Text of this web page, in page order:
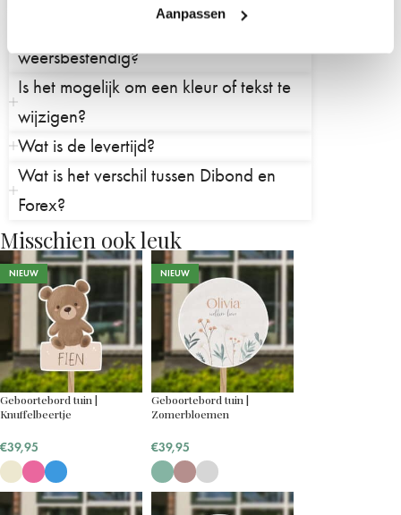
Aanpassen
Zijn de geboorteborden
weersbestendig?
Is het mogelijk om een kleur of tekst te
wijzigen?
Wat is de levertijd?
Wat is het verschil tussen Dibond en
Forex?
Misschien ook leuk
NIEUW
Geboortebord tuin |
Knuffelbeertje
€39,95
NIEUW
Geboortebord tuin |
Zomerbloemen
€39,95